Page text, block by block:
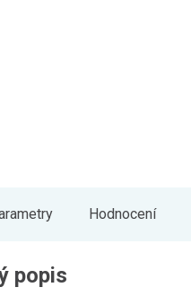
Hodnocení
popis